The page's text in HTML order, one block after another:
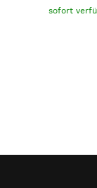
sofort